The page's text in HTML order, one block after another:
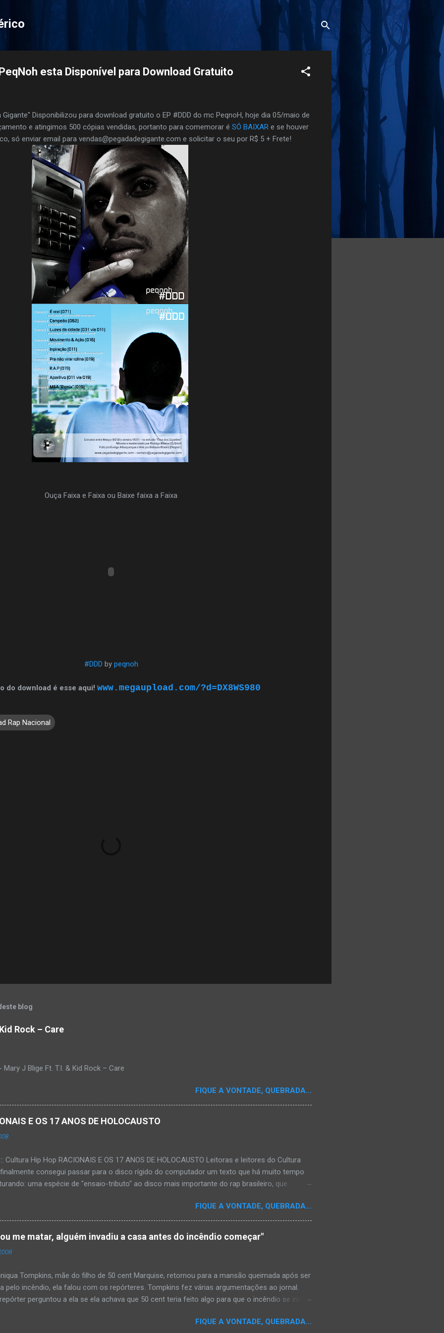
esta Disponível para Download Gratuito
Disponibilizou para download gratuito o EP #DDD do mc PeqnoH, hoje dia 05/maio de
e atingimos 500 cópias vendidas, portanto para comemorar é SÓ BAIXAR e se houver
só enviar email para vendas@pegadadegigante.com e solicitar o seu por R$ 5 + Frete!
Ouça Faixa e Faixa ou Baixe faixa a Faixa
#DDD by peqnoh
do download é esse aqui! www.megaupload.com/?d=DX8WS980
Rap Nacional
blog
Rock – Care
Mary J Blige Ft. T.I. & Kid Rock – Care
FIQUE A VONTADE, QUEBRADA...
E OS 17 ANOS DE HOLOCAUSTO
Cultura Hip Hop RACIONAIS E OS 17 ANOS DE HOLOCAUSTO Leitoras e leitores do Cultura
consegui passar para o disco rígido do computador um texto que há muito tempo
uma espécie de "ensaio-tributo" ao disco mais importante do rap brasileiro, que
costume, uma pequena digressão. É muito disseminada em nosso país a crença de que o
tem memória. Fala-se muito por aí que não cultuamos nossos antepassados nem nossa
sociocultural. No que diz respeito ao hip-hop, cabe a nós, formadores de opinião
responsáveis, tentar mudar essa trajetória de descaso e esquecimento. Assim, o sítio
Hop tornou-se mais um dos espaços de preservação e disseminação da rica história do
FIQUE A VONTADE, QUEBRADA...
me matar, alguém invadiu a casa antes do incêndio começar"
Tompkins, mãe do filho de 50 cent Marquise, retornou para a mansão queimada após ser
pelo incêndio, ela falou com os repórteres. Tompkins fez várias argumentações ao jornal.
perguntou a ela se ela achava que 50 cent teria feito algo para que o incêndio se inicia-
mandando alguém para mata-lá e para asistir o que ele faz'. Tompkins disse que alguém
FIQUE A VONTADE, QUEBRADA...